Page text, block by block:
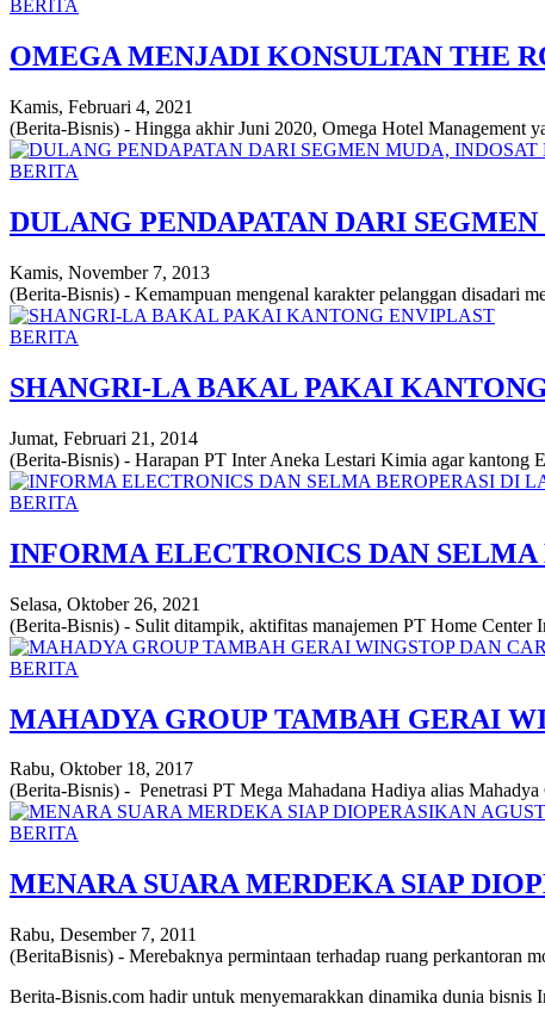
BERITA
OMEGA MENJADI KONSULTAN THE
Kamis, Februari 4, 2021
(Berita-Bisnis) - Hingga akhir Juni 2020, Omega Hotel Management
BERITA
DULANG PENDAPATAN DARI
Kamis, November 7, 2013
(Berita-Bisnis) - Kemampuan mengenal karakter pelanggan disadari
BERITA
SHANGRI-LA BAKAL PAKAI
Jumat, Februari 21, 2014
(Berita-Bisnis) - Harapan PT Inter Aneka Lestari Kimia agar kantong
BERITA
INFORMA ELECTRONICS DAN
Selasa, Oktober 26, 2021
(Berita-Bisnis) - Sulit ditampik, aktifitas manajemen PT Home Center
BERITA
MAHADYA GROUP TAMBAH GERAI
Rabu, Oktober 18, 2017
(Berita-Bisnis) - Penetrasi PT Mega Mahadana Hadiya alias
BERITA
MENARA SUARA MERDEKA SIAP
Rabu, Desember 7, 2011
(BeritaBisnis) - Merebaknya permintaan terhadap ruang perkantoran
Berita-Bisnis.com hadir untuk menyemarakkan dinamika dunia bisnis